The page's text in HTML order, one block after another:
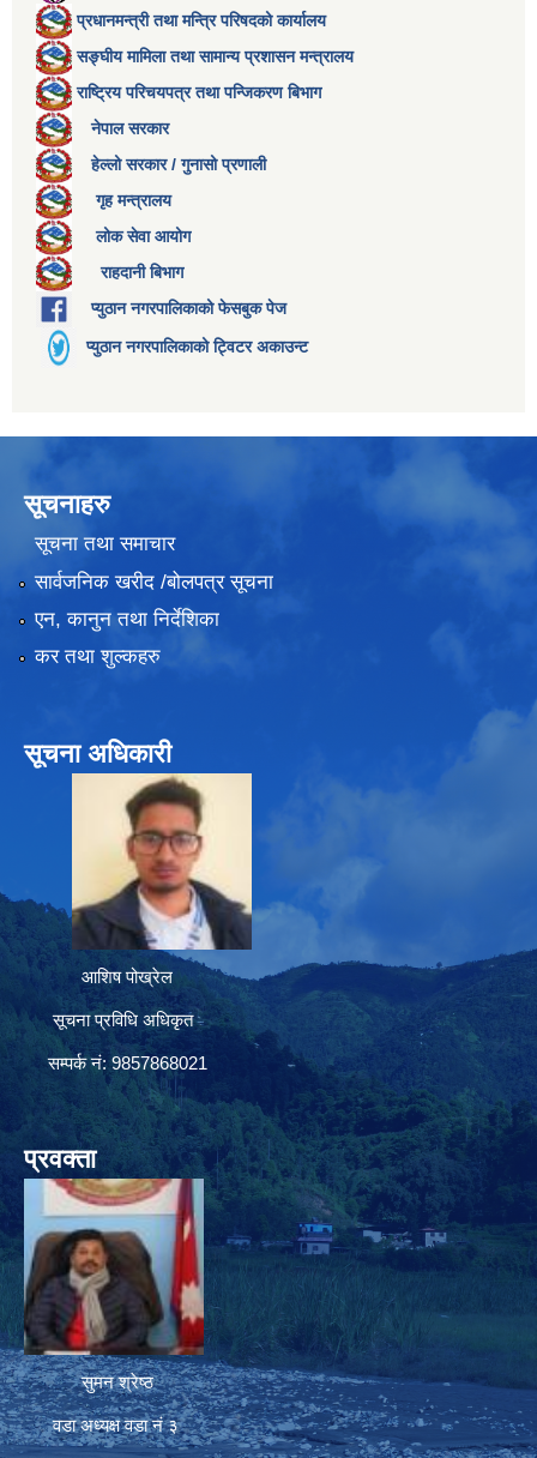
प्रधानमन्त्री तथा मन्त्रि परिषदको कार्यालय
सङ्घीय मामिला तथा सामान्य प्रशासन मन्त्रालय
राष्ट्रिय परिचयपत्र तथा पन्जिकरण बिभाग
नेपाल सरकार
हेल्लो सरकार / गुनासो प्रणाली
गृह मन्त्रालय
लोक सेवा आयोग
राहदानी बिभाग
प्युठान नगरपालिकाको फेसबुक पेज
प्युठान नगरपालिकाको ट्विटर अकाउन्ट
सूचनाहरु
सूचना तथा समाचार
सार्वजनिक खरीद /बोलपत्र सूचना
एन, कानुन तथा निर्देशिका
कर तथा शुल्कहरु
सूचना अधिकारी
आशिष पोख्रेल
सूचना प्रविधि अधिकृत
सम्पर्क नं: 9857868021
प्रवक्ता
सुमन श्रेष्ठ
वडा अध्यक्ष वडा नं ३